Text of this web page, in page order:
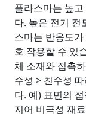
플라스마는 높
다. 높은 전기 전
스마는 반응도
호 작용할 수 있
체 소재와 접촉
수성 > 친수성
다. 예) 표면의
지어 비극성 재